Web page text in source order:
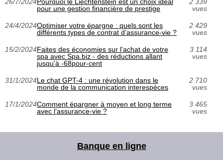
26/7/2024Pourquoi le Liechtenstein est un choix idéal
pour une gestion financière de prestige
2 339
vues
24/4/2024Optimiser votre épargne : quels sont les
différents types de contrat d’assurance-vie ?
2 429
vues
15/2/2024Faites des économies sur l'achat de votre
spa avec Spa.biz - des réductions allant
jusqu'à -68pour-cent
3 114
vues
31/1/2024Le chat GPT-4 : une révolution dans le
monde de la communication interespèces
2 710
vues
17/1/2024Comment épargner à moyen et long terme
avec l’assurance-vie ?
3 465
vues
Banque en ligne